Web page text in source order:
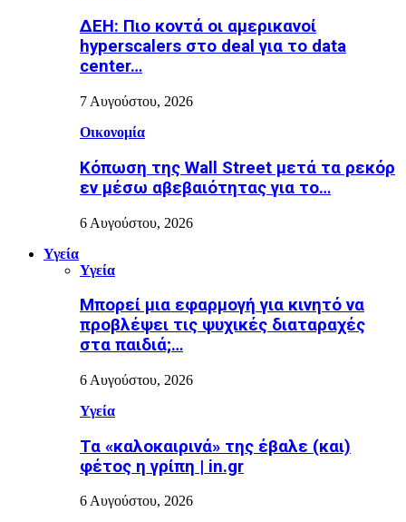
ΔΕΗ: Πιο κοντά οι αμερικανοί
hyperscalers στο deal για το data
center…
7 Αυγούστου, 2026
Οικονομία
Κόπωση της Wall Street μετά τα ρεκόρ
εν μέσω αβεβαιότητας για το…
6 Αυγούστου, 2026
Υγεία
Υγεία
Μπορεί μια εφαρμογή για κινητό να
προβλέψει τις ψυχικές διαταραχές
στα παιδιά;…
6 Αυγούστου, 2026
Υγεία
Τα «καλοκαιρινά» της έβαλε (και)
φέτος η γρίπη | in.gr
6 Αυγούστου, 2026